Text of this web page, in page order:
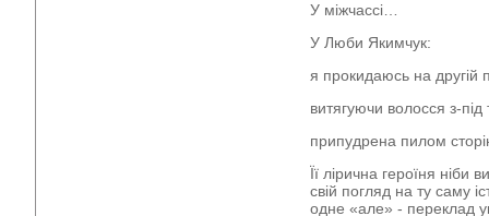
У міжчассі…
У Люби Якимчук:
я прокидаюсь на другій
витягуючи волосся з-
припудрена пилом
Її лірична героїня ніби
свій погляд на ту саму
одне «але» - переклад